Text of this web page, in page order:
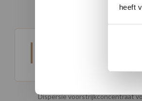
heeft
Dispersie voorstrijkconcentraat